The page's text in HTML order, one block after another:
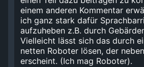
einem anderen Kommentar
ich ganz stark dafür
aufzuheben z.B. durch
Vielleicht lässt sich das durch
netten Roboter lösen, der
erscheint. (Ich mag Roboter).